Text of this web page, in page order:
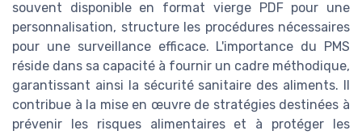
souvent disponible en format vierge PDF pour une
personnalisation, structure les procédures nécessaires
pour une surveillance efficace. L'importance du PMS
réside dans sa capacité à fournir un cadre méthodique,
garantissant ainsi la sécurité sanitaire des aliments. Il
contribue à la mise en œuvre de stratégies destinées à
prévenir les risques alimentaires et à protéger les